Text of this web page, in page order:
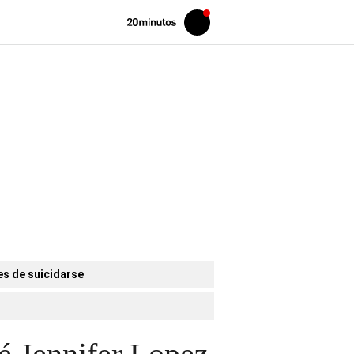
Volver
Iniciar
sesión
de suicidarse